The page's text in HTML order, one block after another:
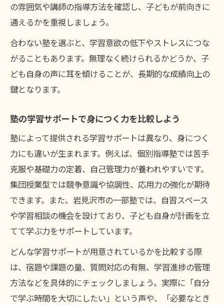
の雰囲気や講師の指導方法を確認し、子どもが前向きに
通えるかを重視しましょう。
合わない塾を選ぶと、学習意欲の低下やストレスにつな
がることもあります。無理なく続けられるかどうか、子
ども自身の声に耳を傾けることが、長期的な成績向上の
鍵となります。
塾の学習サポートで身につく力を比較しよう
塾によって提供される学習サポートは異なり、身につく
力にも違いが生まれます。例えば、個別指導塾では苦手
克服や基礎力の定着、自己管理力が養われやすいです。
集団授業型では競争意識や協調性、応用力の強化が期待
できます。また、岩見沢市の一部塾では、自習スペース
や学習相談の機会を設けており、子ども自身が計画を立
てて学ぶ力をサポートしています。
どんな学習サポートが用意されているかを比較する際
は、宿題や課題の量、質問対応の有無、学習進捗の管理
方法などを具体的にチェックしましょう。実際に「自分
で学ぶ時間を大切にしたい」という声や、「必要なとき